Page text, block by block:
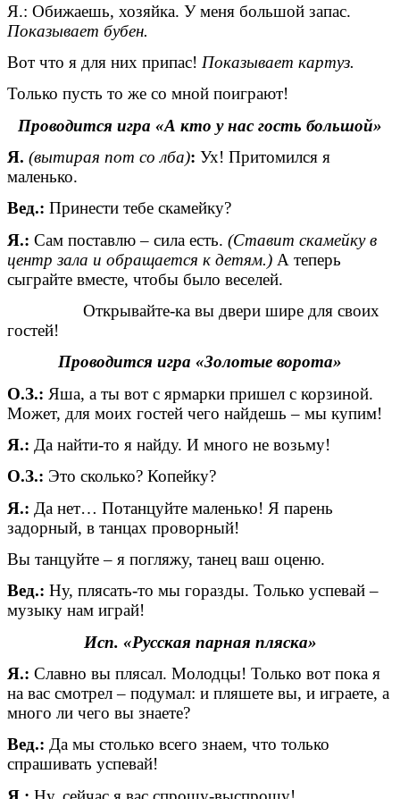
Я.: Обижаешь, хозяйка. У меня большой запас.
Показывает бубен.
Вот что я для них припас! Показывает картуз.
Только пусть то же со мной поиграют!
Проводится игра «А кто у нас гость большой»
Я. (вытирая пот со лба): Ух! Притомился я
маленько.
Вед.: Принести тебе скамейку?
Я.: Сам поставлю – сила есть. (Ставит скамейку в
центр зала и обращается к детям.) А теперь
сыграйте вместе, чтобы было веселей.
Открывайте-ка вы двери шире для своих
гостей!
Проводится игра «Золотые ворота»
О.З.: Яша, а ты вот с ярмарки пришел с корзиной.
Может, для моих гостей чего найдешь – мы купим!
Я.: Да найти-то я найду. И много не возьму!
О.З.: Это сколько? Копейку?
Я.: Да нет… Потанцуйте маленько! Я парень
задорный, в танцах проворный!
Вы танцуйте – я погляжу, танец ваш оценю.
Вед.: Ну, плясать-то мы горазды. Только успевай –
музыку нам играй!
Исп. «Русская парная пляска»
Я.: Славно вы плясал. Молодцы! Только вот пока я
на вас смотрел – подумал: и пляшете вы, и играете, а
много ли чего вы знаете?
Вед.: Да мы столько всего знаем, что только
спрашивать успевай!